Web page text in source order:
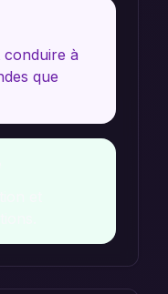
conduire à
que